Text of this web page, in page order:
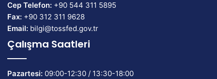
Cep Telefon: +90 544 311 5895
Fax: +90 312 311 9628
Email: bilgi@tossfed.gov.tr
Çalışma Saatleri
Pazartesi: 09:00-12:30 / 13:30-18:00